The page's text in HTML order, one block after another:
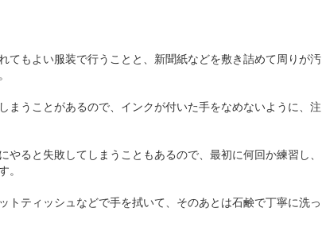
てもよい服装で行うことと、新聞紙などを敷き詰めて周りが汚
まうことがあるので、インクが付いた手をなめないように、注
やると失敗してしまうこともあるので、最初に何回か練習し、
。
トティッシュなどで手を拭いて、そのあとは石鹸で丁寧に洗っ